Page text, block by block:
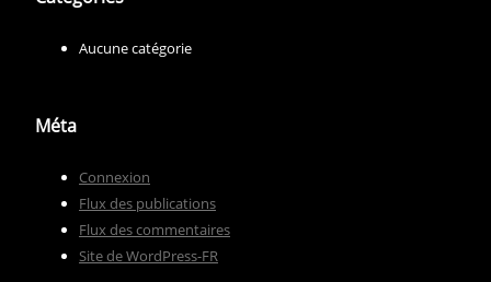
Aucune catégorie
Méta
Connexion
Flux des publications
Flux des commentaires
Site de WordPress-FR